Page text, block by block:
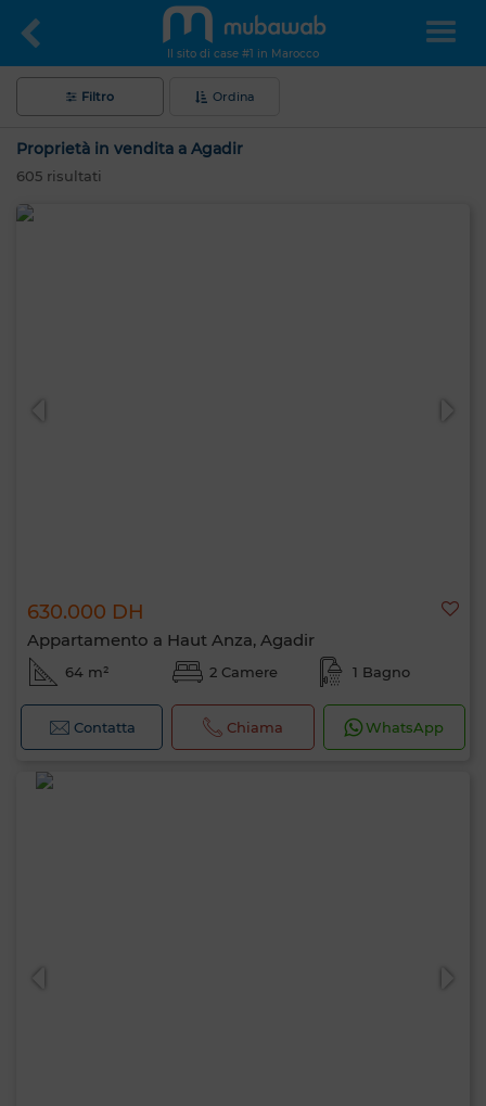
Il sito di case #1 in Marocco
Filtro Ordina
Proprietà in vendita a Agadir
605 risultati
630.000 DH
Appartamento a Haut Anza, Agadir
64 m² 2 Camere 1 Bagno
Contatta Chiama WhatsApp